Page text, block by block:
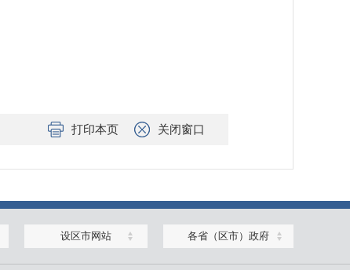
打印本页 关闭窗口
设区市网站 各省（区市）政府